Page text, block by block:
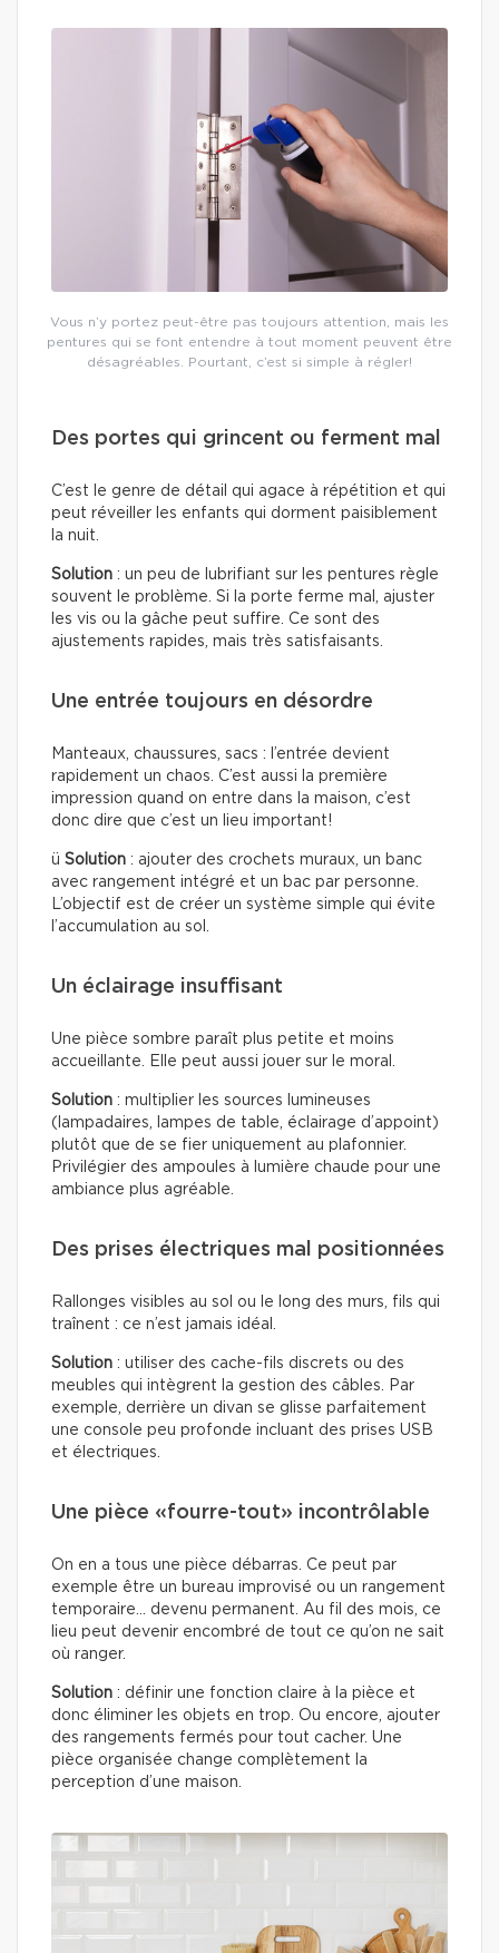
Vous n’y portez peut-être pas toujours attention, mais les
pentures qui se font entendre à tout moment peuvent être
désagréables. Pourtant, c’est si simple à régler!
Des portes qui grincent ou ferment mal
C’est le genre de détail qui agace à répétition et qui
peut réveiller les enfants qui dorment paisiblement
la nuit.
Solution : un peu de lubrifiant sur les pentures règle
souvent le problème. Si la porte ferme mal, ajuster
les vis ou la gâche peut suffire. Ce sont des
ajustements rapides, mais très satisfaisants.
Une entrée toujours en désordre
Manteaux, chaussures, sacs : l’entrée devient
rapidement un chaos. C’est aussi la première
impression quand on entre dans la maison, c’est
donc dire que c’est un lieu important!
ü Solution : ajouter des crochets muraux, un banc
avec rangement intégré et un bac par personne.
L’objectif est de créer un système simple qui évite
l’accumulation au sol.
Un éclairage insuffisant
Une pièce sombre paraît plus petite et moins
accueillante. Elle peut aussi jouer sur le moral.
Solution : multiplier les sources lumineuses
(lampadaires, lampes de table, éclairage d’appoint)
plutôt que de se fier uniquement au plafonnier.
Privilégier des ampoules à lumière chaude pour une
ambiance plus agréable.
Des prises électriques mal positionnées
Rallonges visibles au sol ou le long des murs, fils qui
traînent : ce n’est jamais idéal.
Solution : utiliser des cache-fils discrets ou des
meubles qui intègrent la gestion des câbles. Par
exemple, derrière un divan se glisse parfaitement
une console peu profonde incluant des prises USB
et électriques.
Une pièce «fourre-tout» incontrôlable
On en a tous une pièce débarras. Ce peut par
exemple être un bureau improvisé ou un rangement
temporaire… devenu permanent. Au fil des mois, ce
lieu peut devenir encombré de tout ce qu’on ne sait
où ranger.
Solution : définir une fonction claire à la pièce et
donc éliminer les objets en trop. Ou encore, ajouter
des rangements fermés pour tout cacher. Une
pièce organisée change complètement la
perception d’une maison.